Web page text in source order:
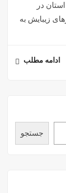
جستجو
در
زیبایش به
ادامه مطلب